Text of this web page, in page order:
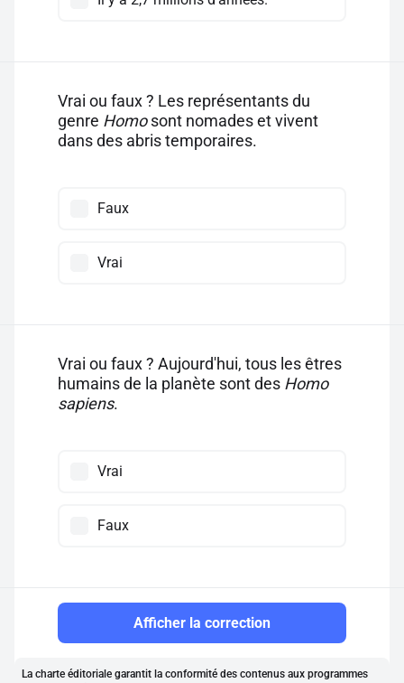
Vrai ou faux ? Les représentants du
genre Homosont nomades et vivent
dans des abris temporaires.
Faux
Vrai
Vrai ou faux ? Aujourd'hui, tous les êtres
humains de la planète sont des Homo
sapiens.
Vrai
Faux
Afficher la correction
La charte éditoriale garantit la conformité des contenus aux programmes